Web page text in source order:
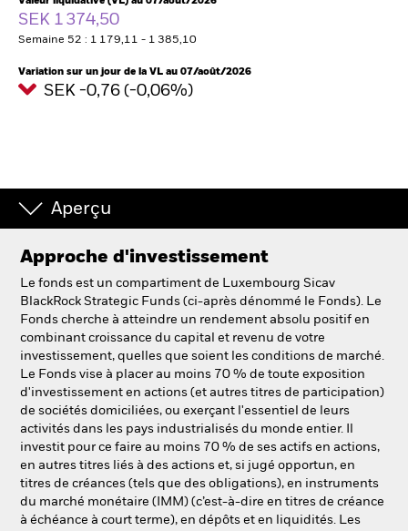
BlackRock
iShares
Aladdin
Notre société
SEK 1 374,50
Semaine 52 : 1 179,11 - 1 385,10
Variation sur un jour de la VL au 07/août/2026
SEK -0,76 (-0,06%)
Aperçu
Approche d'investissement
Le fonds est un compartiment de Luxembourg Sicav
BlackRock Strategic Funds (ci-après dénommé le Fonds). Le
Fonds cherche à atteindre un rendement absolu positif en
combinant croissance du capital et revenu de votre
investissement, quelles que soient les conditions de marché.
Le Fonds vise à placer au moins 70 % de toute exposition
d'investissement en actions (et autres titres de participation)
de sociétés domiciliées, ou exerçant l'essentiel de leurs
activités dans les pays industrialisés du monde entier. Il
investit pour ce faire au moins 70 % de ses actifs en actions,
en autres titres liés à des actions et, si jugé opportun, en
titres de créances (tels que des obligations), en instruments
du marché monétaire (IMM) (c’est-à-dire en titres de créance
à échéance à court terme), en dépôts et en liquidités. Les